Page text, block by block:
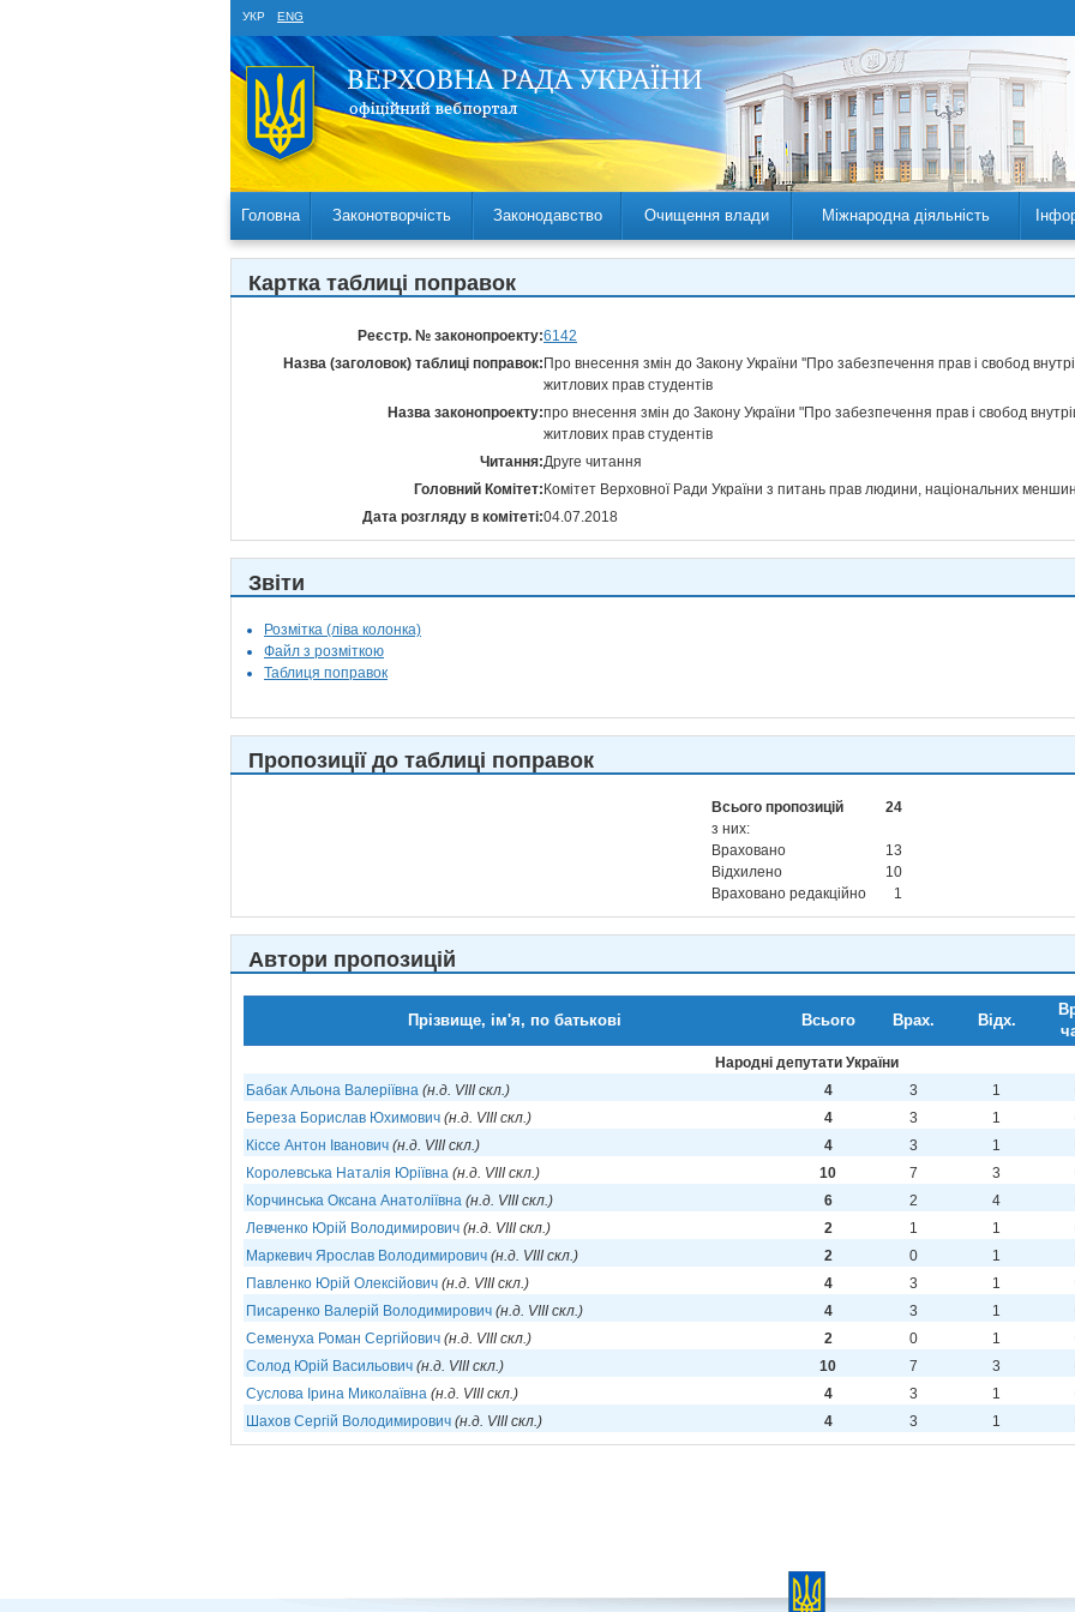
УКР ENG
Головна Законотворчість Законодавство Очищення влади Міжнародна діяльність
Картка таблиці поправок
Реєстр. № законопроекту:6142
Назва (заголовок) таблиці поправок: Про внесення змін до Закону України ''Про забезпечення прав і свобод
житлових прав студентів
Назва законопроекту:про внесення змін до Закону України "Про забезпечення прав і свобод
житлових прав студентів
Читання:Друге читання
Головний Комітет: Комітет Верховної Ради України з питань прав людини, національних
Дата розгляду в комітеті:04.07.2018
Звіти
Розмітка (ліва колонка)
Файл з розміткою
Таблиця поправок
Пропозиції до таблиці поправок
Всього пропозицій
24
з них:
Враховано
13
Відхилено
10
Враховано редакційно
1
Автори пропозицій
Прізвище, ім'я, по батькові Всього Врах. Відх.
Народні депутати України
Бабак Альона Валеріївна (н.д. VIII скл.) 4 3 1
Береза Борислав Юхимович (н.д. VIII скл.) 4 3 1
Кіссе Антон Іванович (н.д. VIII скл.) 4 3 1
Королевська Наталія Юріївна (н.д. VIII скл.) 10 7 3
Корчинська Оксана Анатоліївна (н.д. VIII скл.) 6 2 4
Левченко Юрій Володимирович (н.д. VIII скл.) 2 1 1
Маркевич Ярослав Володимирович (н.д. VIII скл.) 2 0 1
Павленко Юрій Олексійович (н.д. VIII скл.) 4 3 1
Писаренко Валерій Володимирович (н.д. VIII скл.) 4 3 1
Семенуха Роман Сергійович (н.д. VIII скл.) 2 0 1
Солод Юрій Васильович (н.д. VIII скл.) 10 7 3
Суслова Ірина Миколаївна (н.д. VIII скл.) 4 3 1
Шахов Сергій Володимирович (н.д. VIII скл.) 4 3 1